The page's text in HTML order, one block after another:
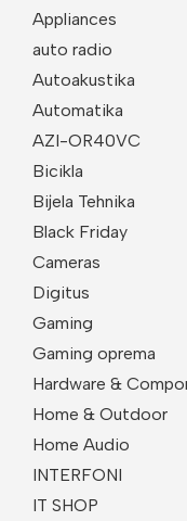
Appliances
auto radio
Autoakustika
Automatika
AZI-OR40VC
Bicikla
Bijela Tehnika
Black Friday
Cameras
Digitus
Gaming
Gaming oprema
Hardware &
Home & Outdoor
Home Audio
INTERFONI
IT SHOP